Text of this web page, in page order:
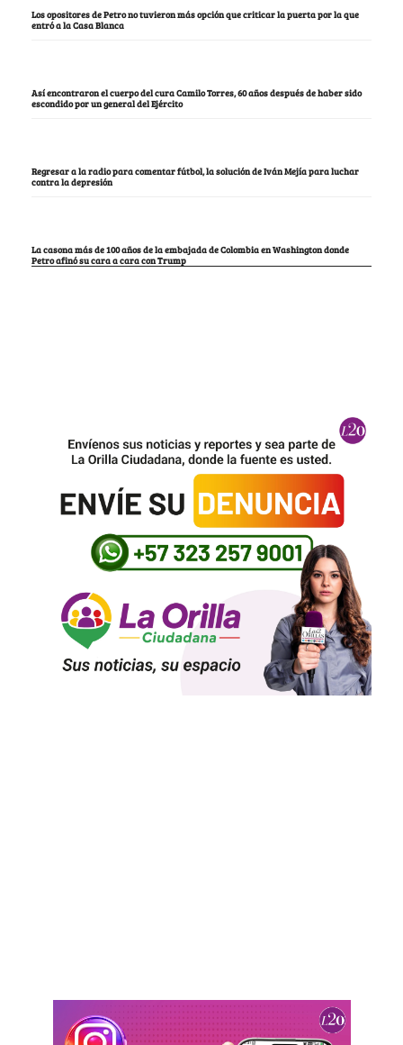
Los opositores de Petro no tuvieron más opción que criticar la puerta por la que
entró a la Casa Blanca
Así encontraron el cuerpo del cura Camilo Torres, 60 años después de haber sido
escondido por un general del Ejército
Regresar a la radio para comentar fútbol, la solución de Iván Mejía para luchar
contra la depresión
La casona más de 100 años de la embajada de Colombia en Washington donde
Petro afinó su cara a cara con Trump